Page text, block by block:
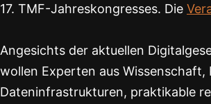
17. TMF-Jahreskongresses. Die
Angesichts der aktuellen
wollen Experten aus
Dateninfrastrukturen, praktikable